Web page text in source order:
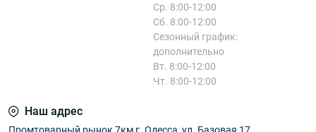
Ср. 8:00-12:00
Сб. 8:00-12:00
Сезонный график:
дополнительно
Вт. 8:00-12:00
Чт. 8:00-12:00
Наш адрес